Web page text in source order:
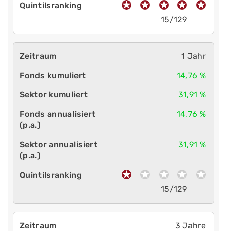
15/129
1 Jahr
14,76 %
31,91 %
14,76 %
31,91 %
15/129
3 Jahre